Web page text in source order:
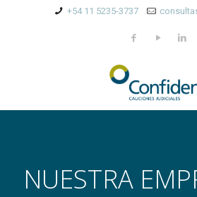
+54 11 5235-3737
NUESTRA